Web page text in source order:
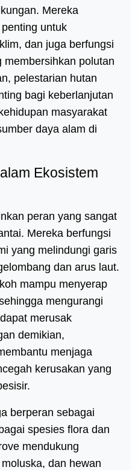
Mereka
untuk
dan juga berfungsi
polutan
pelestarian hutan
bagi keberlanjutan
masyarakat
daya alam di
Ekosistem
peran yang sangat
Mereka berfungsi
yang melindungi garis
dan arus laut.
mampu menyerap
mengurangi
merusak
demikian,
menjaga
kerusakan yang
berperan sebagai
spesies flora dan
mendukung
dan hewan